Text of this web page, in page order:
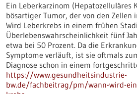
Ein Leberkarzinom (Hepatozelluläres
bösartiger Tumor, der von den Zellen
Wird Leberkrebs in einem frühen
Überlebenswahrscheinlichkeit fünf
etwa bei 50 Prozent. Da die
Symptome verläuft, ist sie oftmals
Diagnose schon in einem
https://www.gesundheitsindustrie-
bw.de/fachbeitrag/pm/wann-wird-